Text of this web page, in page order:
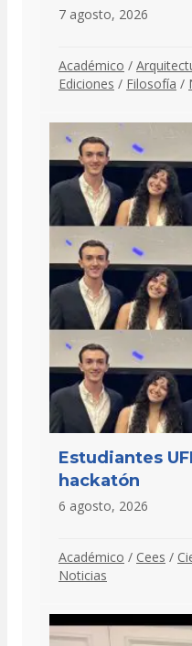
7 agosto, 2026
Académico /
Ediciones / Filosofía /
Estudiantes
hackatón
6 agosto, 2026
Académico / Cees /
Noticias